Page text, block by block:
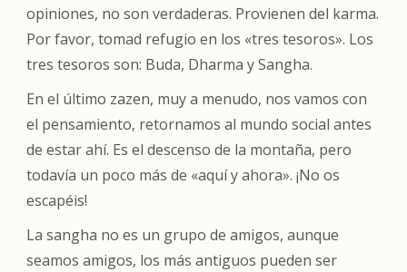
opiniones, no son verdaderas. Provienen del karma.
Por favor, tomad refugio en los «tres tesoros». Los
tres tesoros son: Buda, Dharma y Sangha.
En el último zazen, muy a menudo, nos vamos con
el pensamiento, retornamos al mundo social antes
de estar ahí. Es el descenso de la montaña, pero
todavía un poco más de «aquí y ahora». ¡No os
escapéis!
La sangha no es un grupo de amigos, aunque
seamos amigos, los más antiguos pueden ser